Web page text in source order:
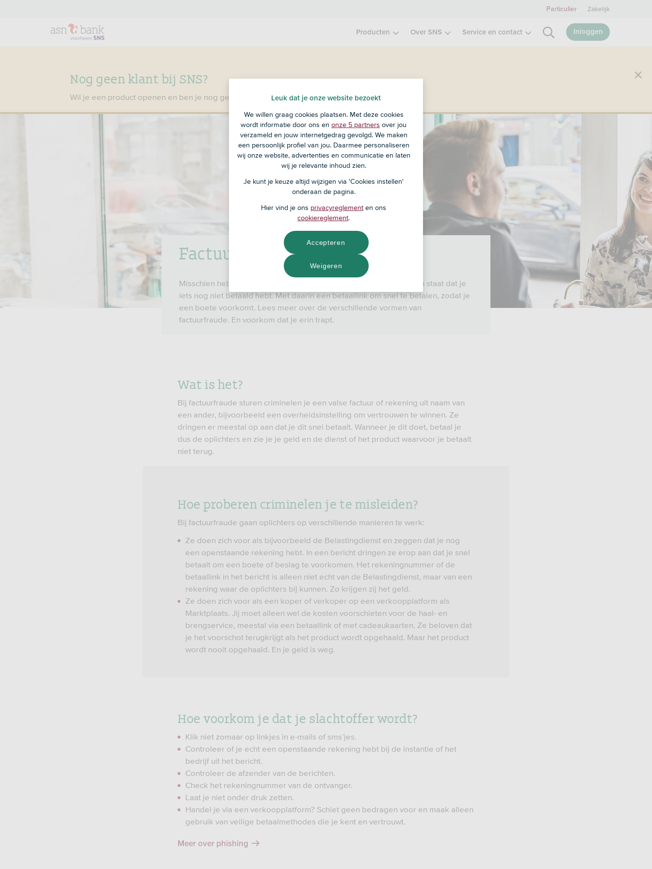
Nog geen klant bij SNS?
Wil je een product openen en ben je nog geen klant bij SNS?Ga dan naar ASN Bank
Producten Over SNS Service en contact Inloggen
Particulier Zakelijk
Factuurfraude
Misschien heb je wel eens een valse sms of e-mail gekregen waarin staat dat je
iets nog niet betaald hebt. Met daarin een betaallink om snel te betalen, zodat je
een boete voorkomt. Lees meer over de verschillende vormen van
factuurfraude. En voorkom dat je erin trapt.
Wat is het?
Bij factuurfraude sturen criminelen je een valse factuur of rekening uit naam van
een ander, bijvoorbeeld een overheidsinstelling om vertrouwen te winnen. Ze
dringen er meestal op aan dat je dit snel betaalt. Wanneer je dit doet, betaal je
dus de oplichters en zie je je geld en de dienst of het product waarvoor je betaalt
niet terug.
Hoe proberen criminelen je te misleiden?
Bij factuurfraude gaan oplichters op verschillende manieren te werk:
Ze doen zich voor als bijvoorbeeld de Belastingdienst en zeggen dat je nog
een openstaande rekening hebt. In een bericht dringen ze erop aan dat je snel
betaalt om een boete of beslag te voorkomen. Het rekeningnummer of de
betaallink in het bericht is alleen niet echt van de Belastingdienst, maar van een
rekening waar de oplichters bij kunnen. Zo krijgen zij het geld.
Ze doen zich voor als een koper of verkoper op een verkoopplatform als
Marktplaats. Jij moet alleen wel de kosten voorschieten voor de haal- en
brengservice, meestal via een betaallink of met cadeaukaarten. Ze beloven dat
je het voorschot terugkrijgt als het product wordt opgehaald. Maar het product
wordt nooit opgehaald. En je geld is weg.
Hoe voorkom je dat je slachtoffer wordt?
Klik niet zomaar op linkjes in e-mails of sms’jes.
Controleer of je echt een openstaande rekening hebt bij de instantie of het
bedrijf uit het bericht.
Controleer de afzender van de berichten.
Check het rekeningnummer van de ontvanger.
Laat je niet onder druk zetten.
Handel je via een verkoopplatform? Schiet geen bedragen voor en maak alleen
gebruik van veilige betaalmethodes die je kent en vertrouwt.
Meer over phishing
Leuk dat je onze website bezoekt
We willen graag cookies plaatsen. Met deze cookies
wordt informatie door ons en onze 5 partners over jou
verzameld en jouw internetgedrag gevolgd. We maken
een persoonlijk profiel van jou. Daarmee personaliseren
wij onze website, advertenties en communicatie en laten
wij je relevante inhoud zien.
Je kunt je keuze altijd wijzigen via 'Cookies instellen'
onderaan de pagina.
Hier vind je ons privacyreglement en ons
cookiereglement.
Weigeren
Accepteren